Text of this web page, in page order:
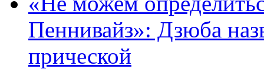
Пеннивайз»: Дзюба
прической